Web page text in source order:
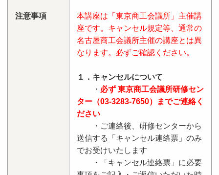
注意事項
本講座は「東京商工会議所」主催講
座です。キャンセル規定等、通常の
名古屋商工会議所主催の講座とは異
なります。必ずご確認ください。
１．キャンセルについて
・ 必ず 東京商工会議所研修セン
ター（03-3283-7650）までご連絡く
ださい
・ご連絡後、研修センターから
送信する「キャンセル連絡票」のみ
でお受けいたします
・「キャンセル連絡票」に必要